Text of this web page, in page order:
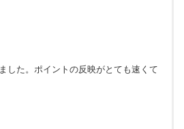
した。ポイントの反映がとても速くて